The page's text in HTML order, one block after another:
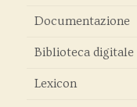
Documentazione
Biblioteca digitale
Lexicon